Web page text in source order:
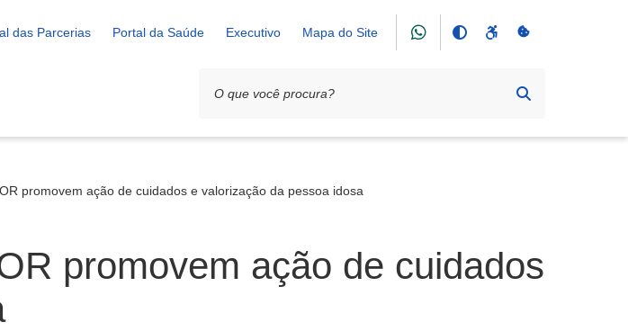
das Parcerias Portal da Saúde Executivo Mapa do Site
promovem ação de cuidados e valorização da pessoa idosa
promovem ação de cuidados